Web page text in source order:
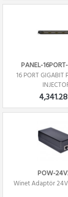
PANEL-
16 PORT GIGABIT
POW-
Winet Adaptör